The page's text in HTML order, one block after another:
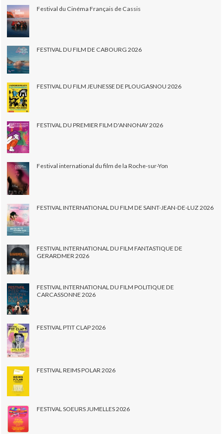
Festival du Cinéma Français de Cassis
FESTIVAL DU FILM DE CABOURG 2026
FESTIVAL DU FILM JEUNESSE DE PLOUGASNOU 2026
FESTIVAL DU PREMIER FILM D'ANNONAY 2026
Festival international du film de la Roche-sur-Yon
FESTIVAL INTERNATIONAL DU FILM DE SAINT-JEAN-DE-LUZ 2026
FESTIVAL INTERNATIONAL DU FILM FANTASTIQUE DE
GERARDMER 2026
FESTIVAL INTERNATIONAL DU FILM POLITIQUE DE
CARCASSONNE 2026
FESTIVAL PTIT CLAP 2026
FESTIVAL REIMS POLAR 2026
FESTIVAL SOEURS JUMELLES 2026